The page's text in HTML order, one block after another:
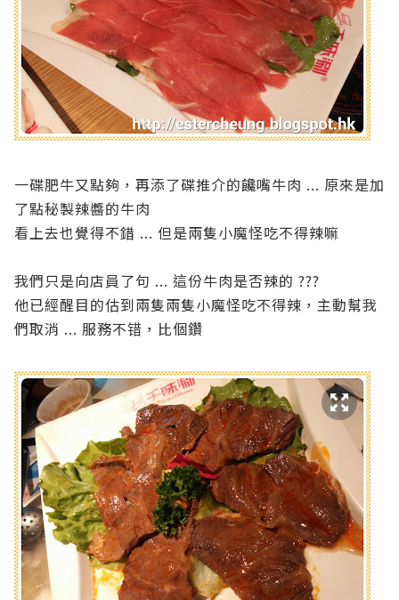
一碟肥牛又點夠，再添了碟推介的饞嘴牛肉 ... 原來是加
了點秘製辣醬的牛肉
看上去也覺得不錯 ... 但是兩隻小魔怪吃不得辣嘛
我們只是向店員了句 ... 這份牛肉是否辣的 ???
他已經醒目的估到兩隻兩隻小魔怪吃不得辣，主動幫我
們取消 ... 服務不错，比個鑽